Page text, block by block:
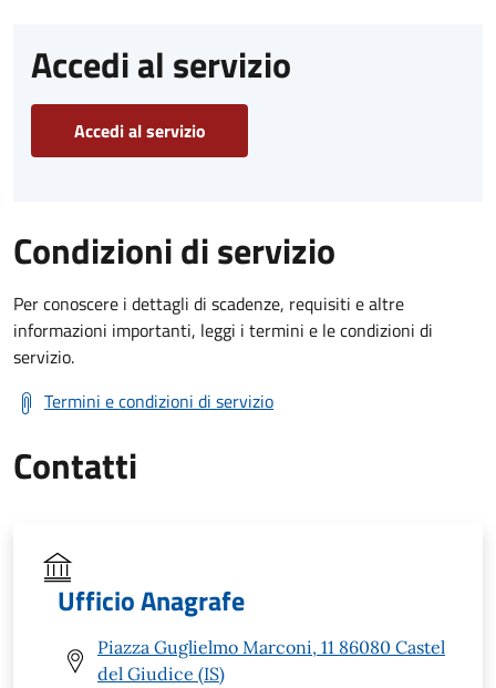
Accedi al servizio
Accedi al servizio
Condizioni di servizio
Per conoscere i dettagli di scadenze, requisiti e altre
informazioni importanti, leggi i termini e le condizioni di
servizio.
Termini e condizioni di servizio
Contatti
Ufficio Anagrafe
Piazza Guglielmo Marconi, 11 86080 Castel
del Giudice (IS)